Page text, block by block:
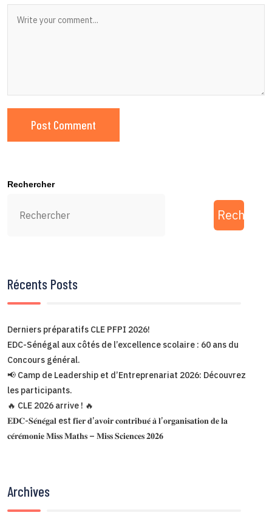
Rechercher
Récents Posts
Derniers préparatifs CLE PFPI 2026!
EDC-Sénégal aux côtés de l’excellence scolaire : 60 ans du
Concours général.
📢 Camp de Leadership et d’Entreprenariat 2026: Découvrez
les participants.
🔥 CLE 2026 arrive ! 🔥
𝐄𝐃𝐂-𝐒𝐞́𝐧𝐞́𝐠𝐚𝐥 est 𝐟𝐢𝐞𝐫 𝐝’𝐚𝐯𝐨𝐢𝐫 𝐜𝐨𝐧𝐭𝐫𝐢𝐛𝐮𝐞́ 𝐚̀ 𝐥’𝐨𝐫𝐠𝐚𝐧𝐢𝐬𝐚𝐭𝐢𝐨𝐧 𝐝𝐞 𝐥𝐚
𝐜𝐞́𝐫𝐞́𝐦𝐨𝐧𝐢𝐞 𝐌𝐢𝐬𝐬 𝐌𝐚𝐭𝐡𝐬 – 𝐌𝐢𝐬𝐬 𝐒𝐜𝐢𝐞𝐧𝐜𝐞𝐬 𝟐𝟎𝟐𝟔
Archives